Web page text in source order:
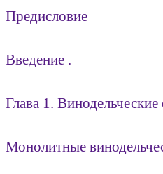
Предисловие
Введение .
Глава 1.
Монолитные